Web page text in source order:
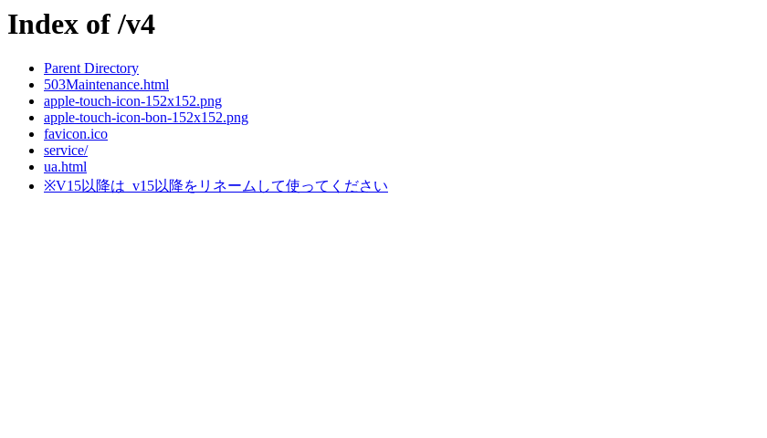
Index of /v4
Parent Directory
503Maintenance.html
apple-touch-icon-152x152.png
apple-touch-icon-bon-152x152.png
favicon.ico
service/
ua.html
※V15以降は_v15以降をリネームして使ってください